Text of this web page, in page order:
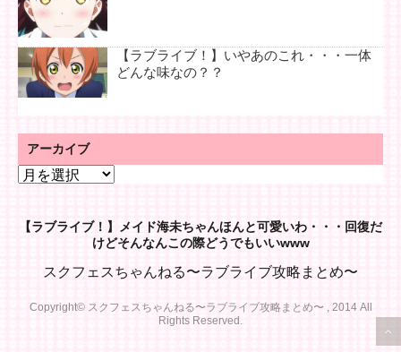
【ラブライブ！】いやあのこれ・・・一体
どんな味なの？？
アーカイブ
ア
イ【ラブライブ！】メイド海未ちゃんほんと可愛いわ・・・回復だ
けどそんなんこの際どうでもいいwww
スクフェスちゃんねる〜ラブライブ攻略まとめ〜
Copyright© スクフェスちゃんねる〜ラブライブ攻略まとめ〜 , 2014 All
Rights Reserved.